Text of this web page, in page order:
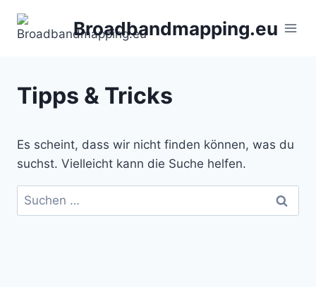
Inhalt
Broadbandmapping.eu
Tipps & Tricks
Es scheint, dass wir nicht finden können, was du
suchst. Vielleicht kann die Suche helfen.
Suchen
nach: